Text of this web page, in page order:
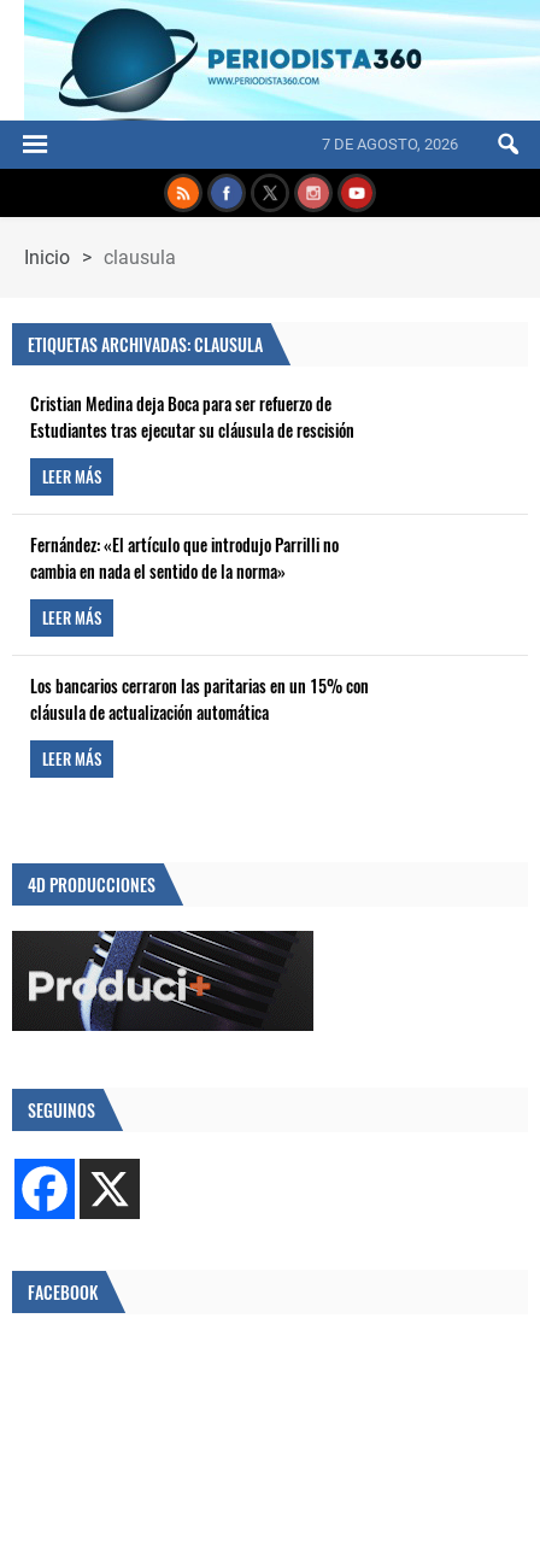
7 DE AGOSTO, 2026
Inicio > clausula
ETIQUETAS ARCHIVADAS: CLAUSULA
Cristian Medina deja Boca para ser refuerzo de
Estudiantes tras ejecutar su cláusula de rescisión
LEER MÁS
Fernández: «El artículo que introdujo Parrilli no
cambia en nada el sentido de la norma»
LEER MÁS
Los bancarios cerraron las paritarias en un 15% con
cláusula de actualización automática
LEER MÁS
4D PRODUCCIONES
SEGUINOS
FACEBOOK